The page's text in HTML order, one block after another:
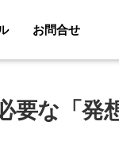
お問合せ
要な「発